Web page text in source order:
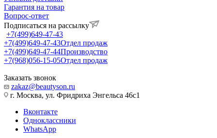
Гарантия на товар
Вопрос-ответ
Подписаться на рассылку
+7(499)649-47-43
+7(499)649-47-43Отдел продаж
+7(499)649-47-44Производство
+7(968)056-15-05Отдел продаж
Заказать звонок
zakaz@beautyson.ru
г. Москва, ул. Фридриха Энгельса 46с1
Вконтакте
Одноклассники
WhatsApp